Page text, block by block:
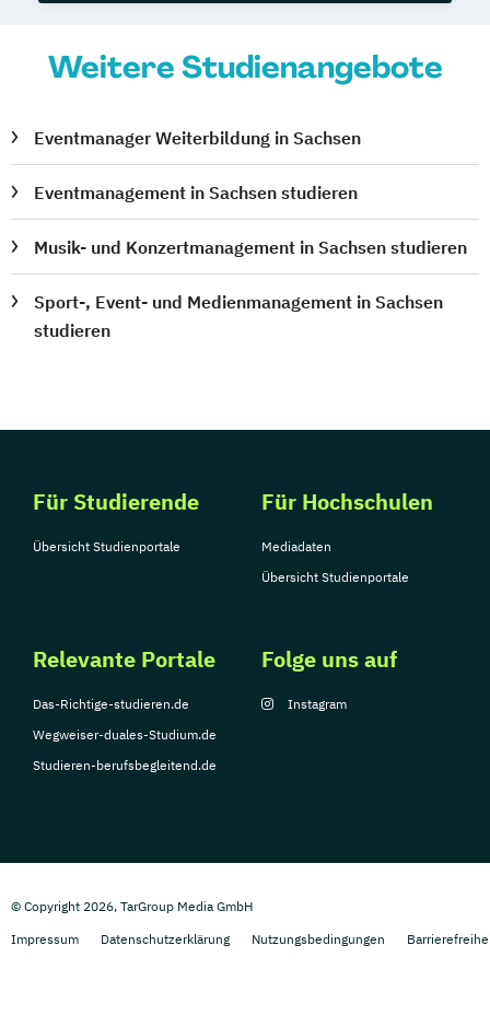
Weitere Studienangebote
Eventmanager Weiterbildung in Sachsen
Eventmanagement in Sachsen studieren
Musik- und Konzertmanagement in Sachsen studieren
Sport-, Event- und Medienmanagement in Sachsen
studieren
Für Studierende
Übersicht Studienportale
Für Hochschulen
Mediadaten
Übersicht Studienportale
Relevante Portale
Das-Richtige-studieren.de
Wegweiser-duales-Studium.de
Studieren-berufsbegleitend.de
Folge uns auf
Instagram
© Copyright 2026, TarGroup Media GmbH
Impressum
Datenschutzerklärung Nutzungsbedingungen